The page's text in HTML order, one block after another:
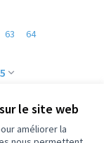
le site web
améliorer la
63 64